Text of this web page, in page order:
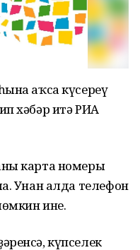
аҡса күсереү
хәбәр итә РИА
карта номеры
Унан алда телефон
ине.
күпселек